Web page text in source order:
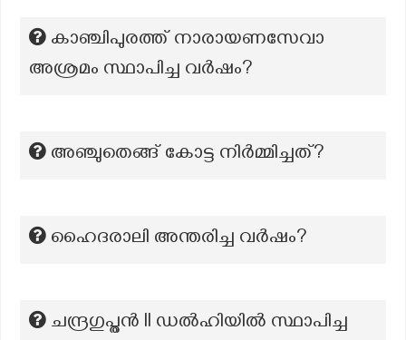
കാഞ്ചിപുരത്ത് നാരായണസേവാ
അശ്രമം സ്ഥാപിച്ച വർഷം?
അഞ്ചുതെങ്ങ് കോട്ട നിർമ്മിച്ചത്?
ഹൈദരാലി അന്തരിച്ച വർഷം?
ചന്ദ്രഗുപ്തൻ Il ഡൽഹിയിൽ സ്ഥാപിച്ച